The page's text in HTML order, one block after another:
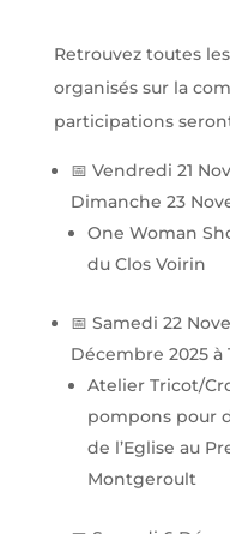
Retrouvez toutes
organisés sur la
participations
📅 Vendredi 21
Dimanche 23
One Woman
du Clos Voirin
📅 Samedi 22
Décembre 2025 à
Atelier Tricot/
pompons pour
de l’Eglise au
Montgeroult